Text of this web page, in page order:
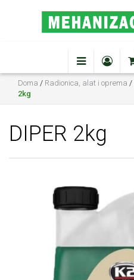
Doma / Radionica, alat i oprema /
2kg
DIPER 2kg